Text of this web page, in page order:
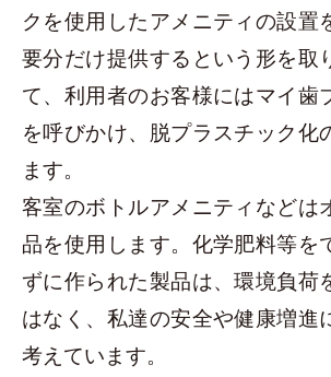
クを使用したアメニティの設置
要分だけ提供するという形を取
て、利用者のお客様にはマイ歯
を呼びかけ、脱プラスチック化
ます。
客室のボトルアメニティなどは
品を使用します。化学肥料等を
ずに作られた製品は、環境負荷
はなく、私達の安全や健康増進
考えています。